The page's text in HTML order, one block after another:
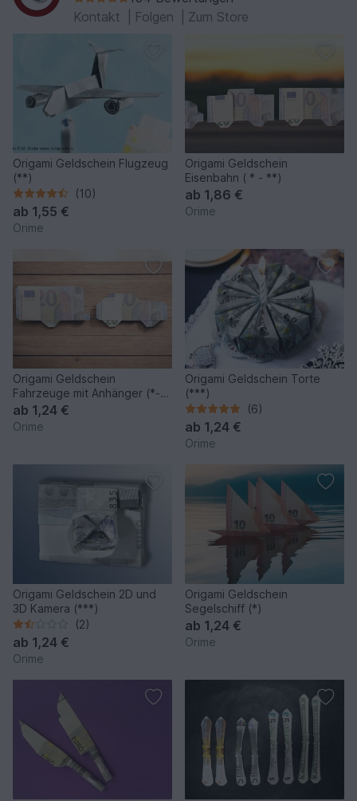
Kontakt
Folgen Zum Store
Origami Geldschein Flugzeug
(**)
(10)
ab 1,55 €
Orime
Origami Geldschein
Eisenbahn ( * - **)
ab 1,86 €
Orime
Origami Geldschein
Fahrzeuge mit Anhänger (*-
**)
ab 1,24 €
Orime
Origami Geldschein Torte
(***)
(6)
ab 1,24 €
Orime
Origami Geldschein 2D und
3D Kamera (***)
(2)
ab 1,24 €
Orime
Origami Geldschein
Segelschiff (*)
ab 1,24 €
Orime